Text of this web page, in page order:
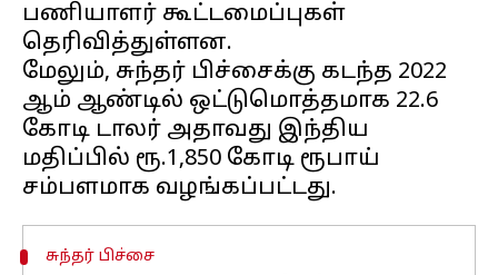
பணியாளர் கூட்டமைப்புகள்
தெரிவித்துள்ளன.
மேலும், சுந்தர் பிச்சைக்கு கடந்த 2022
ஆம் ஆண்டில் ஒட்டுமொத்தமாக 22.6
கோடி டாலர் அதாவது இந்திய
மதிப்பில் ரூ.1,850 கோடி ரூபாய்
சுந்தர் பிச்சை